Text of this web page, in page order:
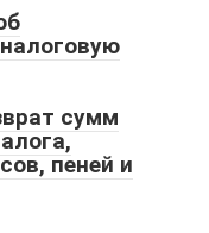
сумм
пеней и